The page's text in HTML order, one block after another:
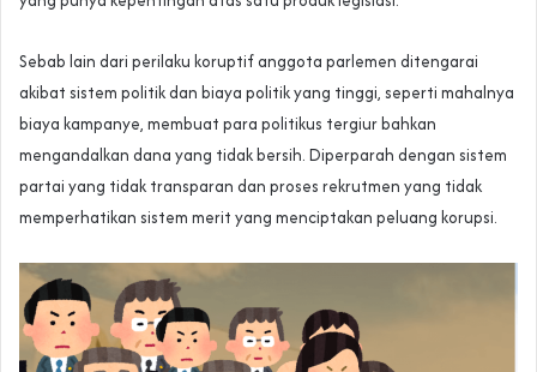
Sebab lain dari perilaku koruptif anggota parlemen ditengarai
akibat sistem politik dan biaya politik yang tinggi, seperti mahalnya
biaya kampanye, membuat para politikus tergiur bahkan
mengandalkan dana yang tidak bersih. Diperparah dengan sistem
partai yang tidak transparan dan proses rekrutmen yang tidak
memperhatikan sistem merit yang menciptakan peluang korupsi.